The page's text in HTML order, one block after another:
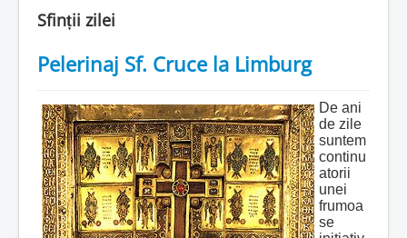
Foaia Parohiei
Sfinții zilei
Pelerinaj Sf. Cruce la Limburg
De ani
de zile
suntem
continu
atorii
unei
frumoa
se